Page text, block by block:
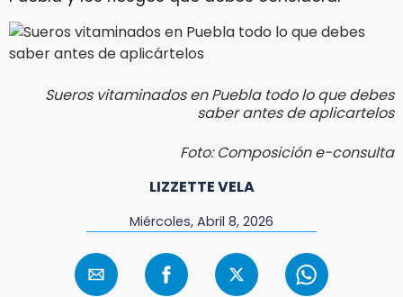
Sueros vitaminados en Puebla todo lo que debes
saber antes de aplicartelos
Foto: Composición e-consulta
LIZZETTE VELA
Miércoles, Abril 8, 2026